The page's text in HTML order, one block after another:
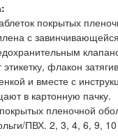
покрытых
с
флакон
и вместе с
в картонную пачку.
пленочной
ПВХ. 2, 3, 4, 6, 9, 10